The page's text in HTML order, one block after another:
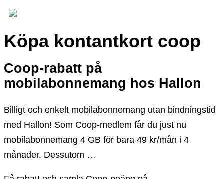
Köpa kontantkort coop
Coop-rabatt på
mobilabonnemang hos Hallon
Billigt och enkelt mobilabonnemang utan bindningstid
med Hallon! Som Coop-medlem får du just nu
mobilabonnemang 4 GB för bara 49 kr/mån i 4
månader. Dessutom …